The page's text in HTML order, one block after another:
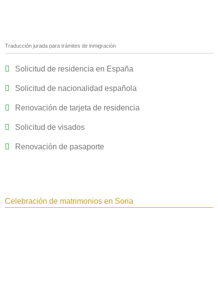
Traducción jurada para trámites de inmigración
Solicitud de residencia en España
Solicitud de nacionalidad española
Renovación de tarjeta de residencia
Solicitud de visados
Renovación de pasaporte
Celebración de matrimonios en Soria‎